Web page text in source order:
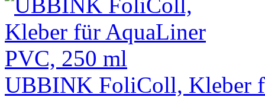
UBBINK FoliColl, Kleber